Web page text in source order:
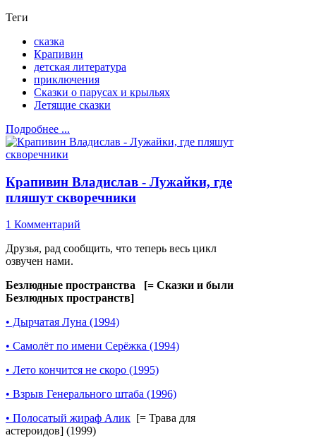
Теги
сказка
Крапивин
детская литература
приключения
Сказки о парусах и крыльях
Летящие сказки
Подробнее ...
Крапивин Владислав - Лужайки, где
пляшут скворечники
1 Комментарий
Друзья, рад сообщить, что теперь весь цикл
озвучен нами.
Безлюдные пространства [= Сказки и были
Безлюдных пространств]
• Дырчатая Луна (1994)
• Самолёт по имени Серёжка (1994)
• Лето кончится не скоро (1995)
• Взрыв Генерального штаба (1996)
• Полосатый жираф Алик [= Трава для
астероидов] (1999)